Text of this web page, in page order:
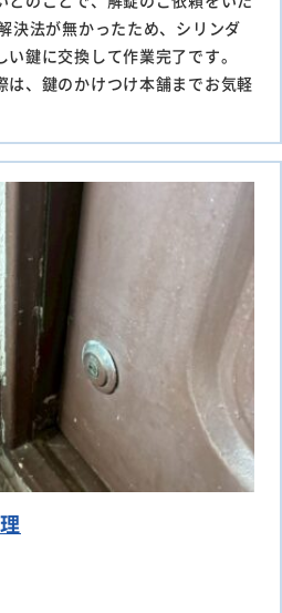
決法が無かったため、シリンダ
鍵に交換して作業完了です。
は、鍵のかけつけ本舗までお気軽